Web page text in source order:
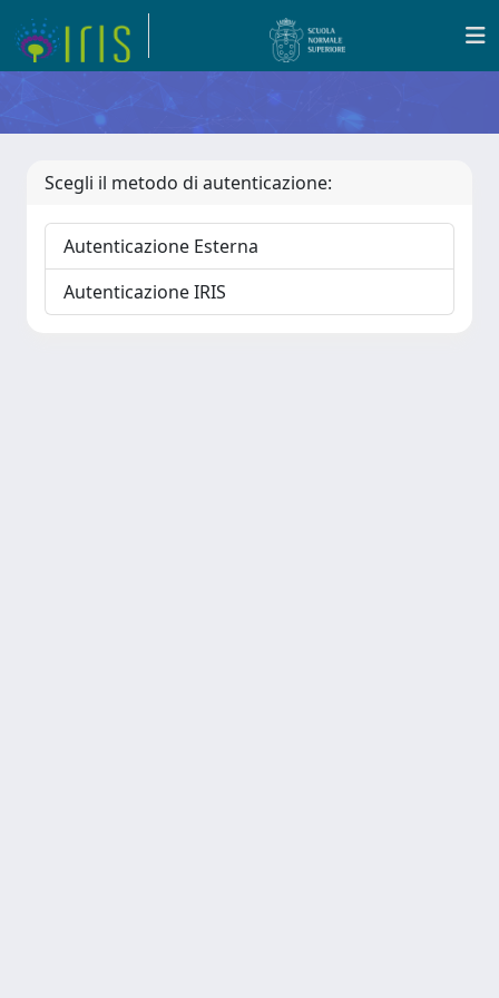
Scegli il metodo di autenticazione:
Autenticazione Esterna
Autenticazione IRIS